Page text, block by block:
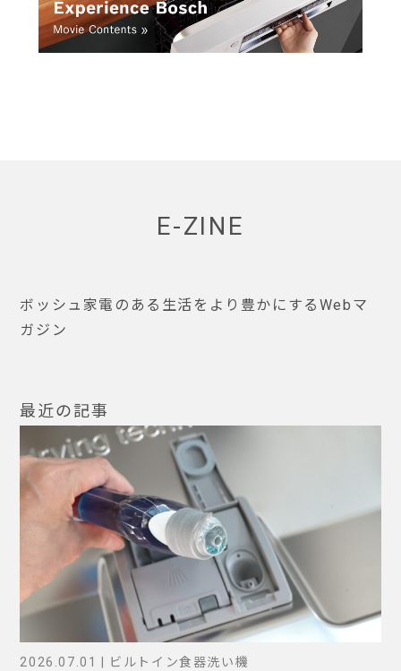
E-ZINE
ボッシュ家電のある生活をより豊かにするWebマ
ガジン
最近の記事
2026.07.01 | ビルトイン食器洗い機